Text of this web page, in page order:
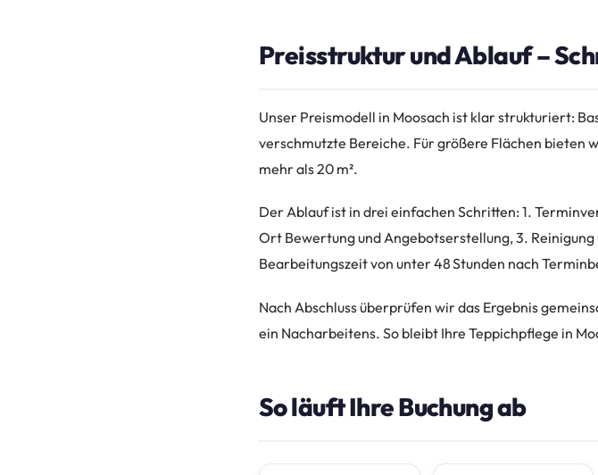
Preisstruktur und Ablauf –
Unser Preismodell in Moosach ist klar strukturiert:
verschmutzte Bereiche. Für größere Flächen bieten
mehr als 20 m².
Der Ablauf ist in drei einfachen Schritten: 1.
Ort Bewertung und Angebotserstellung, 3.
Bearbeitungszeit von unter 48 Stunden nach
Nach Abschluss überprüfen wir das Ergebnis
ein Nacharbeitens. So bleibt Ihre Teppichpflege in
So läuft Ihre Buchung ab